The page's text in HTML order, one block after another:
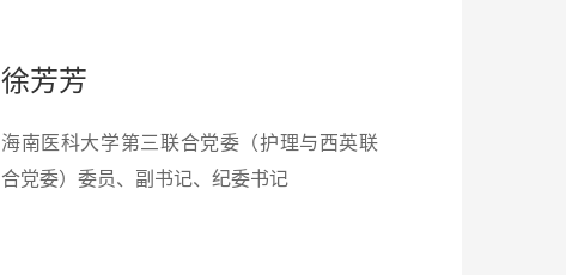
徐芳芳
海南医科大学第三联合党委（护理与西英联
合党委）委员、副书记、纪委书记